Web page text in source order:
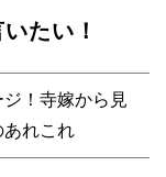
たい！
！寺嫁から見
れこれ